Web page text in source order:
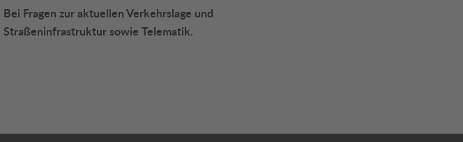
Bei Fragen zur aktuellen Verkehrslage und
Straßeninfrastruktur sowie Telematik.